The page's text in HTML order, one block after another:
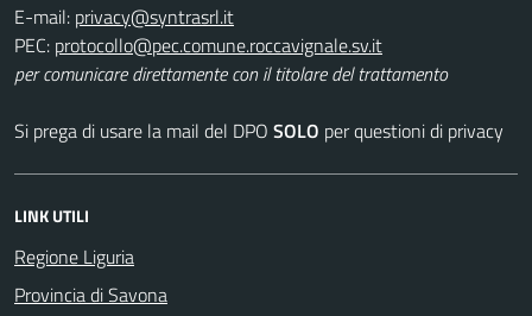
E-mail:
PEC:
per comunicare direttamente con il titolare del trattamento
Si prega di usare la mail del DPO SOLO per questioni di privacy
LINK UTILI
Regione Liguria
Provincia di Savona